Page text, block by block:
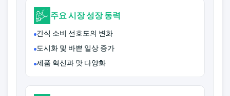
주요 시장 성장 동력
간식 소비 선호도의 변화
도시화 및 바쁜 일상 증가
제품 혁신과 맛 다양화